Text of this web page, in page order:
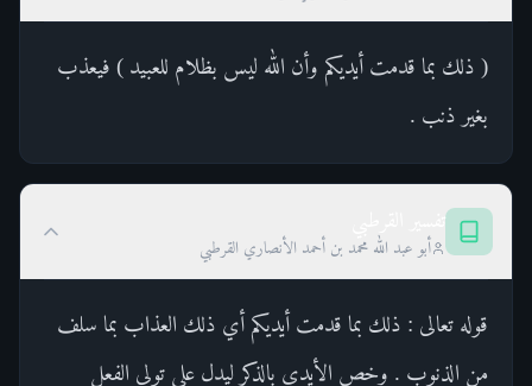
( ذلك بما قدمت أيديكم وأن الله ليس بظلام للعبيد ) فيعذب
بغير ذنب .
أبو عبد الله محمد بن أحمد الأنصاري القرطبي
قوله تعالى : ذلك بما قدمت أيديكم أي ذلك العذاب بما سلف
من الذنوب . وخص الأيدي بالذكر ليدل على تولي الفعل